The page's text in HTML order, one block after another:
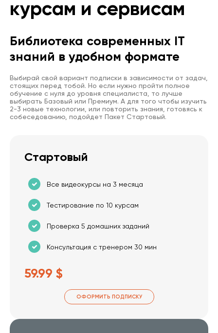
курсам и сервисам
Библиотека современных IT
знаний в удобном формате
Выбирай свой вариант подписки в зависимости от задач,
стоящих перед тобой. Но если нужно пройти полное
обучение с нуля до уровня специалиста, то лучше
выбирать Базовый или Премиум. А для того чтобы изучить
2-3 новые технологии, или повторить знания, готовясь к
собеседованию, подойдет Пакет Стартовый.
Стартовый
Все видеокурсы на 3 месяца
Тестирование по 10 курсам
Проверка 5 домашних заданий
Консультация с тренером 30 мин
59.99 $
ОФОРМИТЬ ПОДПИСКУ